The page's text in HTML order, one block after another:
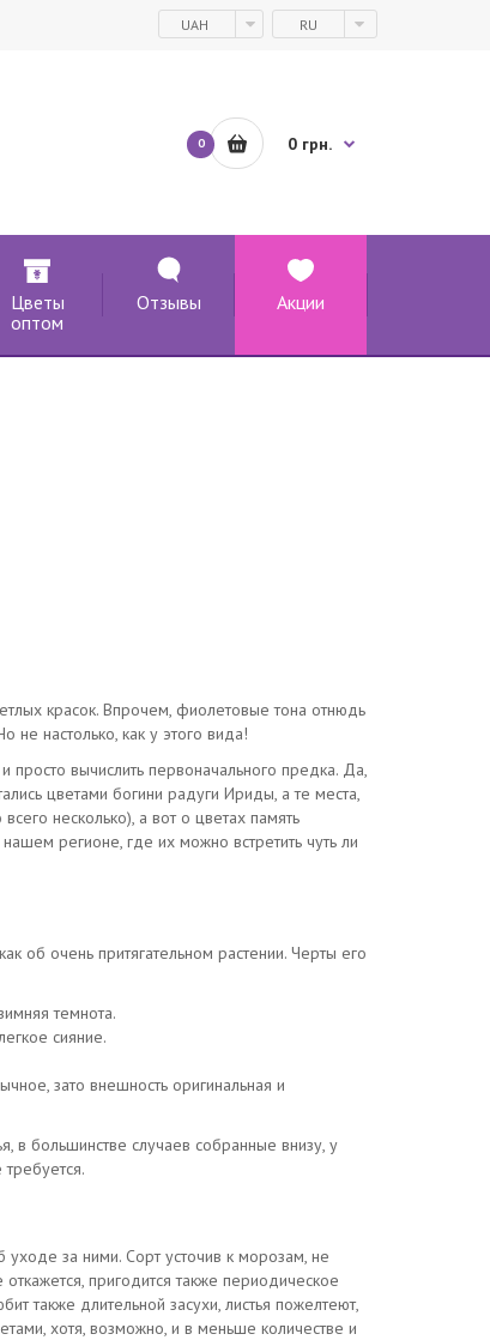
UAH RU
0 0 грн.
Цветы
оптом
Отзывы Акции
красок. Впрочем, фиолетовые тона отнюдь
не настолько, как у этого вида!
просто вычислить первоначального предка. Да,
цветами богини радуги Ириды, а те места,
несколько), а вот о цветах память
регионе, где их можно встретить чуть ли
об очень притягательном растении. Черты его
темнота.
сияние.
зато внешность оригинальная и
в большинстве случаев собранные внизу, у
уходе за ними. Сорт усточив к морозам, не
пригодится также периодическое
также длительной засухи, листья пожелтеют,
хотя, возможно, и в меньше количестве и